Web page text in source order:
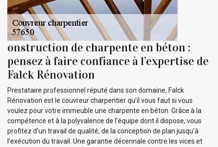
onstruction de charpente en béton :
pensez à faire confiance à l’expertise de
Falck Rénovation
Prestataire professionnel réputé dans son domaine, Falck
Rénovation est le couvreur charpentier qu’il vous faut si vous
voulez pour votre immeuble une charpente en béton. Grâce à la
compétence et à la polyvalence de l’équipe dont il dispose, vous
profitez d’un travail de qualité, de la conception de plan jusqu’à
l’exécution du travail. Une garantie décennale contre les vices et